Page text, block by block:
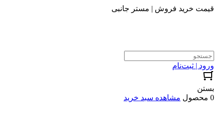
قیمت خرید فروش | مستر جانبی
ورود | ثبت‌نام
بستن
0 محصول
مشاهده سبد خرید